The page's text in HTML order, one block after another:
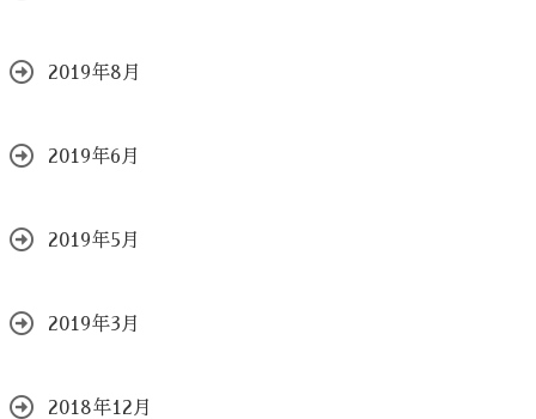
2019年8月
2019年6月
2019年5月
2019年3月
2018年12月